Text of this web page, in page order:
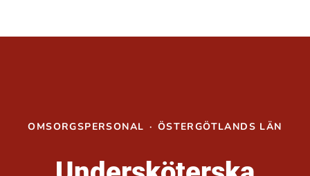
OMSORGSPERSONAL · ÖSTERGÖTLANDS LÄN